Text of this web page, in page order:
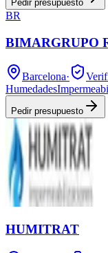
Pedir presupuesto
BR
BIMARGRUPO
Barcelona·
Humedades
Pedir presupuesto
HUMITRAT